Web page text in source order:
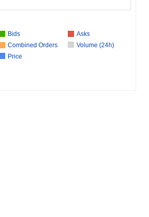
Bids
Asks
Combined Orders
Volume (24h)
Price